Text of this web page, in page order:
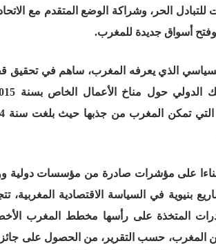
الحر، وشراكة الوضع المتقدم مع
وفتح أسواق جديدة للمغرب.
السياسي الذي يعرفه المغرب، ساهم في
بناءا على مؤشرات صادرة من مؤسسات دولية
بنيوية في السياسة الاقتصادية المغربية،
المتخذة على رأسها مخطط المغرب
المغرب، حسب التقرير، من الحصول على جائزة